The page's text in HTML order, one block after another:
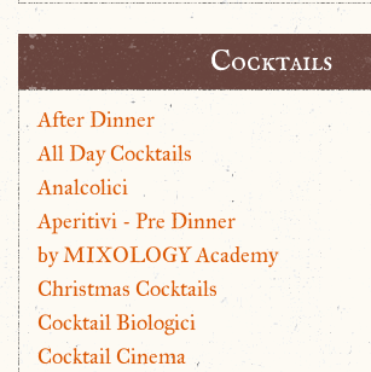
Cocktails
After Dinner
All Day Cocktails
Analcolici
Aperitivi - Pre Dinner
by MIXOLOGY Academy
Christmas Cocktails
Cocktail Biologici
Cocktail Cinema